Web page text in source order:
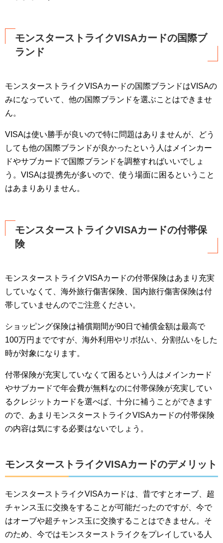
モンスターストライクVISAカードの国際ブ
ランド
モンスターストライクVISAカードの国際ブランドはVISAの
みになっていて、他の国際ブランドを選ぶことはできませ
ん。
VISAは使い勝手が良いので特に問題はありませんが、どう
しても他の国際ブランドが良かったという人はメインカー
ドやサブカードで国際ブランドを調整すればいいでしょ
う。VISAは提携先が多いので、使う場面に困るということ
はあまりありません。
モンスターストライクVISAカードの付帯保
険
モンスターストライクVISAカードの付帯保険はあまり充実
していなくて、海外旅行傷害保険、国内旅行傷害保険は付
帯していませんのでご注意ください。
ショッピング保険は補償期間が90日で補償金額は最高で
100万円までですが、海外利用やリボ払い、分割払いをした
時が対象になります。
付帯保険が充実していなくて困るという人はメインカード
やサブカードで年会費が無料なのに付帯保険が充実してい
るクレジットカードを選べば、十分に補うことができます
ので、あまりモンスターストライクVISAカードの付帯保険
の内容は気にする必要はないでしょう。
モンスターストライクVISAカードのデメリット
モンスターストライクVISAカードは、昔ですとオーブ、超
チャンス玉に交換をすることが可能だったのですが、今で
はオーブや超チャンス玉に交換することはできません。そ
のため、今ではモンスターストライクをプレイしている人